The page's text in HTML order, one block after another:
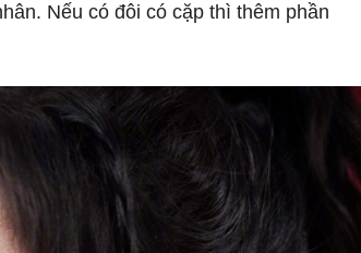
Nếu có đôi có cặp thì thêm phần